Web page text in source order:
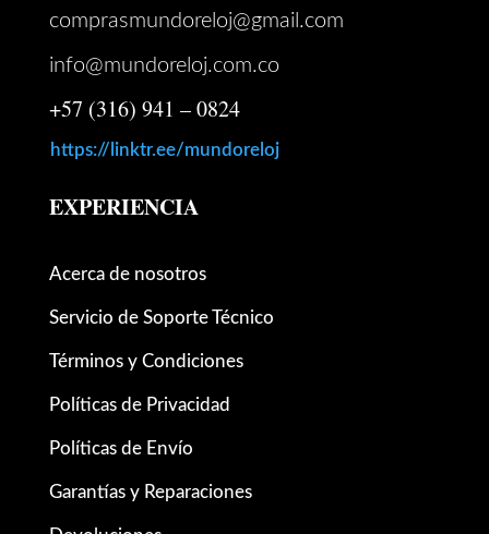
comprasmundoreloj@gmail.com
info@mundoreloj.com.co
+57 (316) 941 – 0824
https://linktr.ee/mundoreloj
EXPERIENCIA
Acerca de nosotros
Servicio de Soporte Técnico
Términos y Condiciones
Políticas de Privacidad
Políticas de Envío
Garantías y Reparaciones